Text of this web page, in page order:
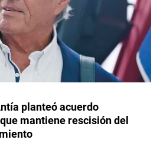
planteó acuerdo
mantiene rescisión del